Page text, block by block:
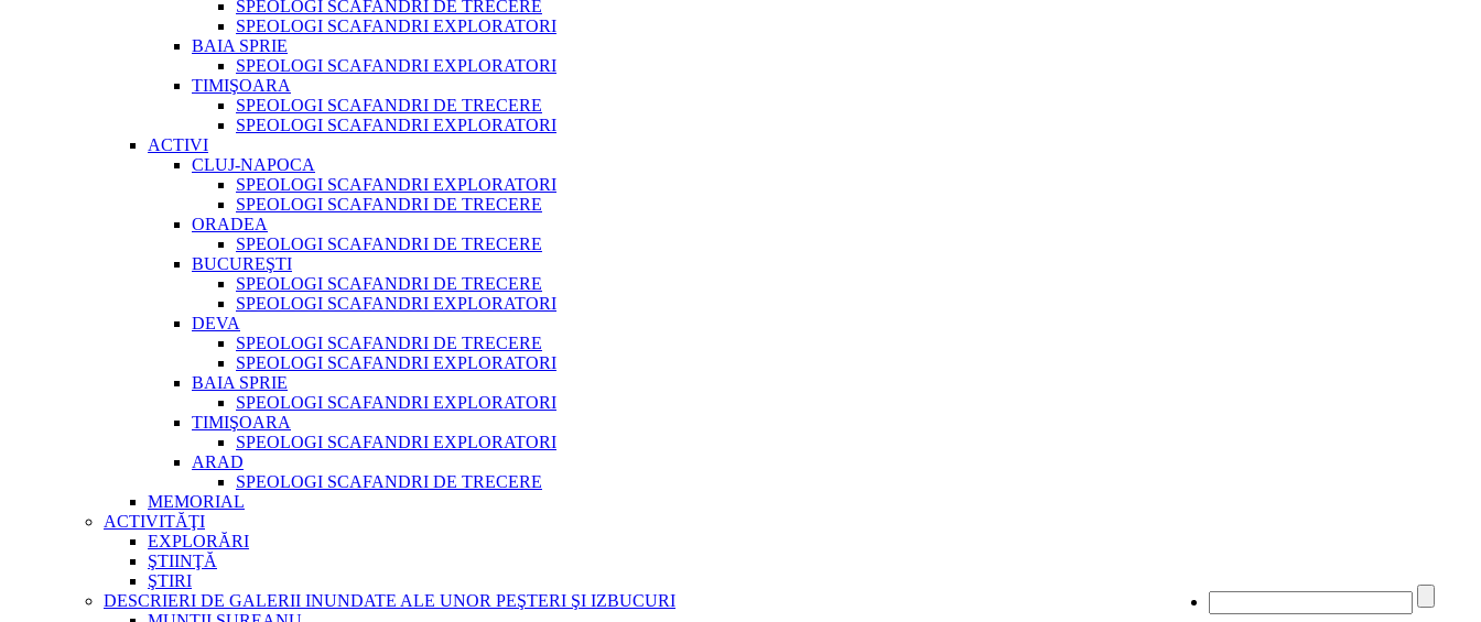
SPEOLOGI SCAFANDRI DE TRECERE
SPEOLOGI SCAFANDRI EXPLORATORI
BAIA SPRIE
SPEOLOGI SCAFANDRI EXPLORATORI
TIMIŞOARA
SPEOLOGI SCAFANDRI DE TRECERE
SPEOLOGI SCAFANDRI EXPLORATORI
ACTIVI
CLUJ-NAPOCA
SPEOLOGI SCAFANDRI EXPLORATORI
SPEOLOGI SCAFANDRI DE TRECERE
ORADEA
SPEOLOGI SCAFANDRI DE TRECERE
BUCUREŞTI
SPEOLOGI SCAFANDRI DE TRECERE
SPEOLOGI SCAFANDRI EXPLORATORI
DEVA
SPEOLOGI SCAFANDRI DE TRECERE
SPEOLOGI SCAFANDRI EXPLORATORI
BAIA SPRIE
SPEOLOGI SCAFANDRI EXPLORATORI
TIMIŞOARA
SPEOLOGI SCAFANDRI EXPLORATORI
ARAD
SPEOLOGI SCAFANDRI DE TRECERE
MEMORIAL
ACTIVITĂŢI
EXPLORĂRI
ŞTIINŢĂ
ŞTIRI
DESCRIERI DE GALERII INUNDATE ALE UNOR PEŞTERI ŞI IZBUCURI